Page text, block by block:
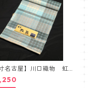
寸名古屋】川口織物 虹
八寸名古屋帯 ブラッ
色